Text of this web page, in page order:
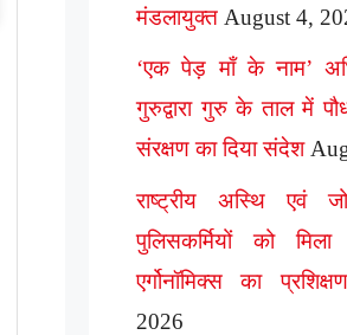
मंडलायुक्त August 4,
‘एक पेड़ माँ के नाम’
गुरुद्वारा गुरु के ताल में
संरक्षण का दिया संदेश
राष्ट्रीय अस्थि एवं
पुलिसकर्मियों को
एर्गोनॉमिक्स का प्रशिक्षण
2026